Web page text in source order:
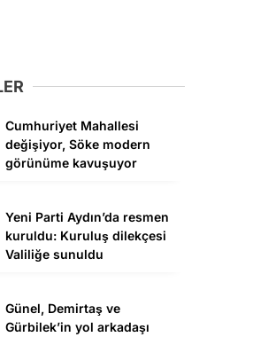
Cumhuriyet Mahallesi
değişiyor, Söke modern
görünüme kavuşuyor
Yeni Parti Aydın’da resmen
kuruldu: Kuruluş dilekçesi
Valiliğe sunuldu
Günel, Demirtaş ve
Gürbilek’in yol arkadaşı